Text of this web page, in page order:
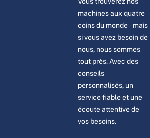
Vous trouverez nos
machines aux quatre
coins du monde – mais
si vous avez besoin de
nous, nous sommes
tout près. Avec des
conseils
personnalisés, un
service fiable et une
écoute attentive de
vos besoins.